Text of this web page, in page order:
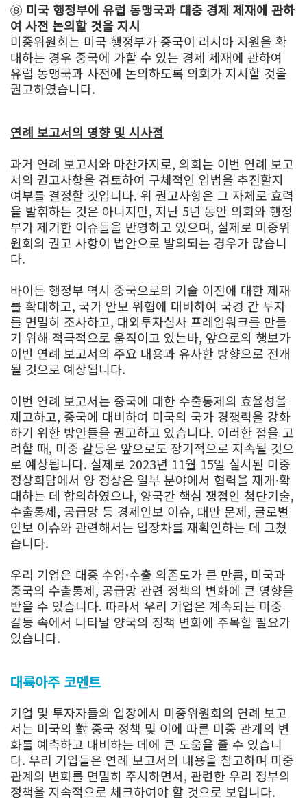
⑧ 미국 행정부에 유럽 동맹국과 대중 경제 제재에 관하
여 사전 논의할 것을 지시
미중위원회는 미국 행정부가 중국이 러시아 지원을 확
대하는 경우 중국에 가할 수 있는 경제 제재에 관하여
유럽 동맹국과 사전에 논의하도록 의회가 지시할 것을
권고하였습니다.
연례 보고서의 영향 및 시사점
과거 연례 보고서와 마찬가지로, 의회는 이번 연례 보고
서의 권고사항을 검토하여 구체적인 입법을 추진할지
여부를 결정할 것입니다. 위 권고사항은 그 자체로 효력
을 발휘하는 것은 아니지만, 지난 5년 동안 의회와 행정
부가 제기한 이슈들을 반영하고 있으며, 실제로 미중위
원회의 권고 사항이 법안으로 발의되는 경우가 많습니
다.
바이든 행정부 역시 중국으로의 기술 이전에 대한 제재
를 확대하고, 국가 안보 위협에 대비하여 국경 간 투자
를 면밀히 조사하고, 대외투자심사 프레임워크를 만들
기 위해 적극적으로 움직이고 있는바, 앞으로의 행보가
이번 연례 보고서의 주요 내용과 유사한 방향으로 전개
될 것으로 예상됩니다.
이번 연례 보고서는 중국에 대한 수출통제의 효율성을
제고하고, 중국에 대비하여 미국의 국가 경쟁력을 강화
하기 위한 방안들을 권고하고 있습니다. 이러한 점을 고
려할 때, 미중 갈등은 앞으로도 장기적으로 지속될 것으
로 예상됩니다. 실제로 2023년 11월 15일 실시된 미중
정상회담에서 양 정상은 일부 분야에서 협력을 재개·확
대하는 데 합의하였으나, 양국간 핵심 쟁점인 첨단기술,
수출통제, 공급망 등 경제안보 이슈, 대만 문제, 글로벌
안보 이슈와 관련해서는 입장차를 재확인하는 데 그쳤
습니다.
우리 기업은 대중 수입·수출 의존도가 큰 만큼, 미국과
중국의 수출통제, 공급망 관련 정책의 변화에 큰 영향을
받을 수 있습니다. 따라서 우리 기업은 계속되는 미중
갈등 속에서 나타날 양국의 정책 변화에 주목할 필요가
있습니다.
대륙아주 코멘트
기업 및 투자자들의 입장에서 미중위원회의 연례 보고
서는 미국의 對 중국 정책 및 이에 따른 미중 관계의 변
화를 예측하고 대비하는 데에 큰 도움을 줄 수 있습니
다. 우리 기업들은 연례 보고서의 내용을 참고하며 미중
관계의 변화를 면밀히 주시하면서, 관련한 우리 정부의
정책을 지속적으로 체크하여야 할 것으로 보입니다.